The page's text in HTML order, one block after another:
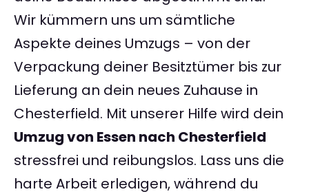
Wir kümmern uns um sämtliche
Aspekte deines Umzugs – von der
Verpackung deiner Besitztümer bis zur
Lieferung an dein neues Zuhause in
Chesterfield. Mit unserer Hilfe wird dein
Umzug von Essen nach Chesterfield
stressfrei und reibungslos. Lass uns die
harte Arbeit erledigen, während du